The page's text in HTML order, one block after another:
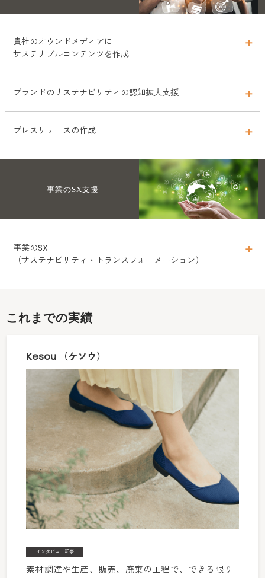
まな記事やコンテンツを見ている読者に向けて、幅広くリーチするこ
貴社のオウンドメディアに
サステナブルコンテンツを作成
性の高いLife Hugger編集部が、各メディアに合ったコンテンツの作
ブランドのサステナビリティの認知拡大支援
活者に訴求していくかを一緒に考えながら認知してもらえるような支
プレスリリースの作成
日々プレスリリースを受け取り、それを元に記事を書いているメディ
アライターの視点でプレスリリースを作成します。編集者に刺さるよ
うなタイトルや見出し、内容を考えて作成します。料金は、リリース
事業のSX支援
事業のSX
（サステナビリティ・トランスフォーメーション）
SDGsやサステナビリティ、CSVやESGの視点を自社の事業開発や商
品開発、ブランディングやマーケティングに取り入れたい企業の皆様
とも可能です。自社のビジネスをもっとサステナブルにしたい方や、
これから新規事業としてサーキュラーエコノミーに取り組みたい方は
ぜひお問い合わせください。
これまでの実績
Kesou （ケソウ）
インタビュー記事
素材調達や生産、販売、廃棄の工程で、できる限り